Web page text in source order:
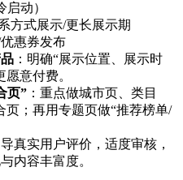
动）
方式展示/更长展示期
惠券发布
：明确“展示位置、展示时
意付费。
页” ：重点做城市页、类目
页；再用专题页做“推荐榜单/
导真实用户评价，适度审核，
内容丰富度。